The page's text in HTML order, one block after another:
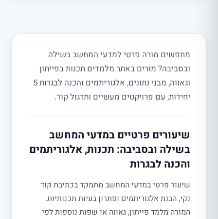
מחפשים מורה פרטי למדעי המחשב בשילה
ובסביבה? מורים באתר מלמדים תכנות בפייתון
וגאווה, מבני נתונים, אלגוריתמים והכנה לבגרות 5
יחידות, עם פרויקטים מעשיים ותרגול קוד.
שיעורים פרטיים במדעי המחשב
בשילה ובסביבה: תכנות, אלגוריתמים
והכנה לבגרות
שיעור פרטי במדעי המחשב מתמקד בכתיבת קוד
נקי, הבנת אלגוריתמים ופתרון בעיות תכנותיות.
המורה מלמד פייתון, גאווה או שפות נוספות לפי